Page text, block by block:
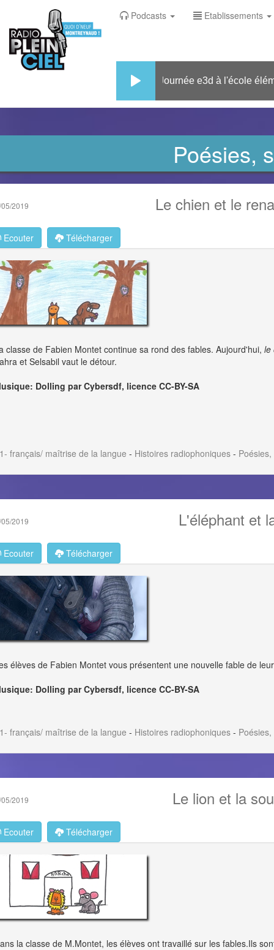
Podcasts Etablissements
Journée e3d à l'école
Poésies,
2019 Le chien et le
Ecouter Télécharger
classe de Fabien Montet continue sa rond des fables. Aujourd'hui, le
et Selsabil vaut le détour.
Dolling par Cybersdf, licence CC-BY-SA
1- français/ maîtrise de la langue - Histoires radiophoniques -
2019 L'éléphant et
Ecouter Télécharger
élèves de Fabien Montet vous présentent une nouvelle fable de
Dolling par Cybersdf, licence CC-BY-SA
1- français/ maîtrise de la langue - Histoires radiophoniques -
2019 Le lion et la
Ecouter Télécharger
la classe de M.Montet, les élèves ont travaillé sur les fables.Ils